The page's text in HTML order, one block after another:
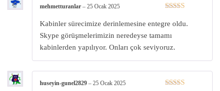
5oy aldı
mehmetturanlar – 25 Ocak 2025
Kabinler sürecimize derinlemesine entegre oldu.
Skype görüşmelerimizin neredeyse tamamı
kabinlerden yapılıyor. Onları çok seviyoruz.
huseyin-gunel2829 – 25 Ocak 2025